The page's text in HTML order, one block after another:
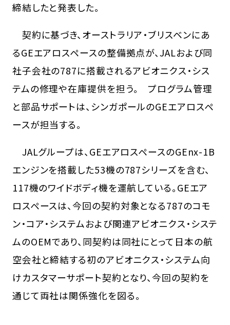
締結したと発表した。
契約に基づき、オーストラリア・ブリスベンにあ
るGEエアロスペースの整備拠点が、JALおよび同
社子会社の787に搭載されるアビオニクス・シス
テムの修理や在庫提供を担う。 プログラム管理
と部品サポートは、シンガポールのGEエアロスペ
ースが担当する。
JALグループは、GEエアロスペースのGEnx-1B
エンジンを搭載した53機の787シリーズを含む、
117機のワイドボディ機を運航している。GEエア
ロスペースは、今回の契約対象となる787のコモ
ン・コア・システムおよび関連アビオニクス・システ
ムのOEMであり、同契約は同社にとって日本の航
空会社と締結する初のアビオニクス・システム向
けカスタマーサポート契約となり、今回の契約を
通じて両社は関係強化を図る。